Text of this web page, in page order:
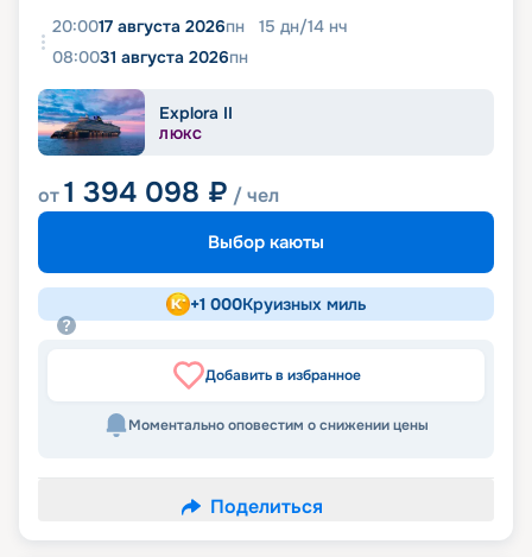
20:0017 августа 2026пн 15 дн/14 нч
08:0031 августа 2026пн
Explora II
ЛЮКС
от1 394 098 ₽ / чел
Выбор каюты
+1 000Круизных миль
Добавить в избранное
Моментально оповестим о снижении цены
Поделиться